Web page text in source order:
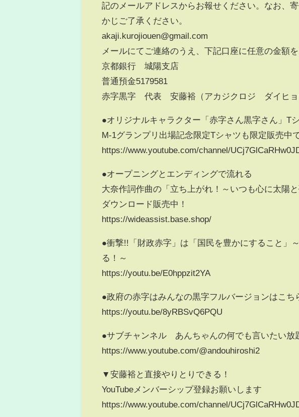
記のメールアドレスからお報せください。なお、
かじご了承ください。
akaji.kurojiouen@gmail.com
メールにてご連絡のうえ、下記口座に任意の金額
京都銀行 城陽支店
普通預金5179581
赤字黒字 代表 安藤裕（アカジクロジ ダイヒョ
●オリジナルキャラクター「赤字さん黒字さん」T
M-1グランプリ出場記念限定Tシャツも限定販売中で
https://www.youtube.com/channel/
●オープニングとエンディングで流れる
大奈作詞作曲の「立ち上がれ！～いつも心に太陽と
ダウンロード販売中！
https://wideassist.base.shop/
●衝撃!!「財政赤字」は「国民を豊かにすること」
る！～
https://youtu.be/E0hppzit2YA
●政府の赤字はみんなの黒字フルバージョンはこち
https://youtu.be/8yRBSvQ6PQU
●サブチャンネル あんちゃんの何でも言いたい放
https://www.youtube.com/@andouhiroshi2
▼安藤裕と直接やりとりできる！
YouTubeメンバーシップ登録お願いします
https://www.youtube.com/channel/